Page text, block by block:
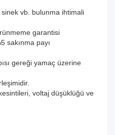
vb. bulunma ihtimali
garantisi
sakınma payı
gereği yamaç üzerine
voltaj düşüklüğü ve